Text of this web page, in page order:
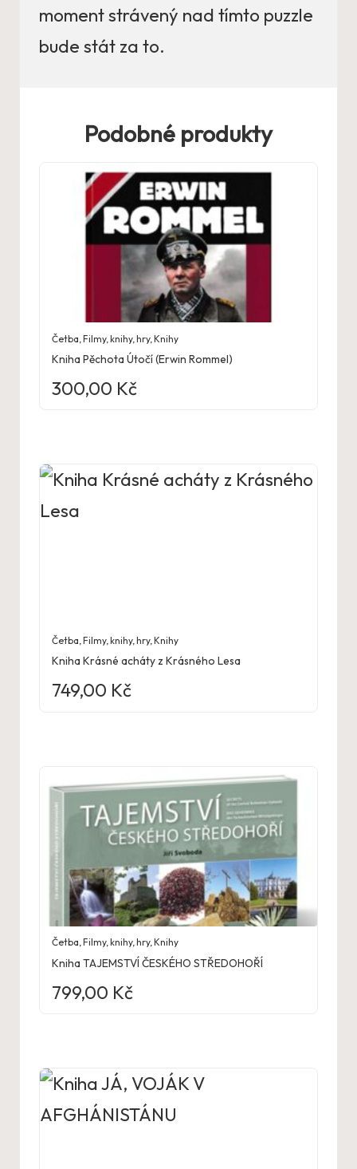
moment strávený nad tímto puzzle
bude stát za to.
Podobné produkty
Četba ,Filmy, knihy, hry,Knihy
Kniha Pěchota Útočí (Erwin Rommel)
300,00 Kč
Četba ,Filmy, knihy, hry,Knihy
Kniha Krásné acháty z Krásného Lesa
749,00 Kč
Četba,Filmy, knihy, hry,Knihy
Kniha TAJEMSTVÍ ČESKÉHO STŘEDOHOŘÍ
799,00 Kč